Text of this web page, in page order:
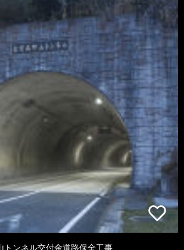
トンネル交付金道路保全工事